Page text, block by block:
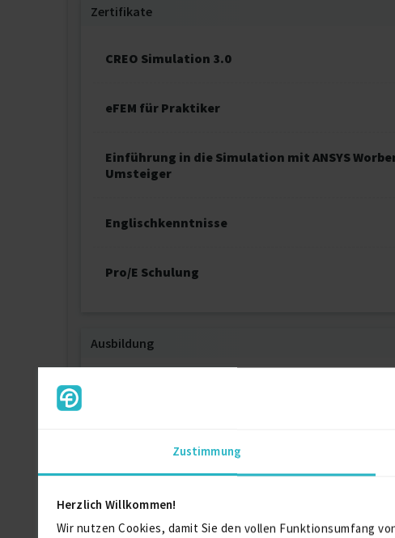
Zustimmung
Herzlich Willkommen!
Wir nutzen Cookies, damit Sie den vollen Funktionsumfang
Zertifikate
CREO Simulation 3.0
eFEM für Praktiker
Einführung in die Simulation mit ANSYS
Umsteiger
Englischkenntnisse
Pro/E Schulung
Ausbildung
Technischen Zeichner
Ausbildung